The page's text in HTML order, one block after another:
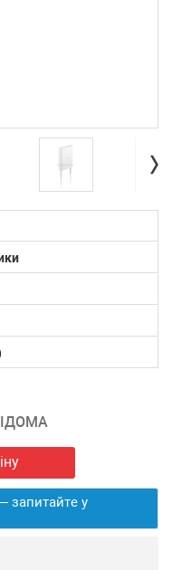
запитайте у